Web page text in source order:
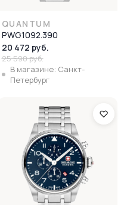
QUANTUM
PWG1092.390
20 472 руб.
25 590 руб.
В магазине: Санкт-
Петербург